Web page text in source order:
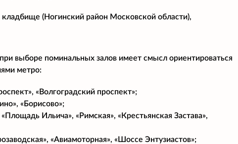
(Ногинский район Московской области),
выборе поминальных залов имеет смысл ориентироваться
метро:
«Волгоградский проспект»;
«Борисово»;
Ильича», «Римская», «Крестьянская Застава»,
«Авиамоторная», «Шоссе Энтузиастов»;